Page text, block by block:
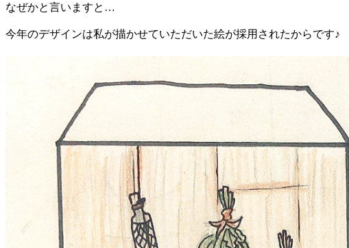
なぜかと言いますと…
今年のデザインは私が描かせていただいた絵が採用されたからです♪